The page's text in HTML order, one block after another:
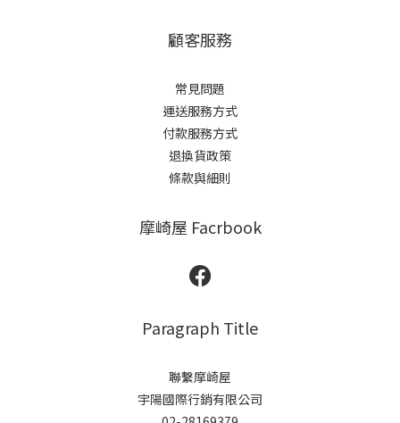
顧客服務
常見問題
運送服務方式
付款服務方式
退換貨政策
條款與細則
摩崎屋 Facrbook
Paragraph Title
聯繫摩崎屋
宇陽國際行銷有限公司